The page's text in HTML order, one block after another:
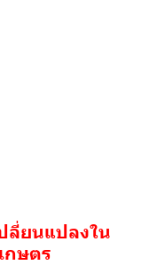
ลี่ยนแปลงใน
กษตร